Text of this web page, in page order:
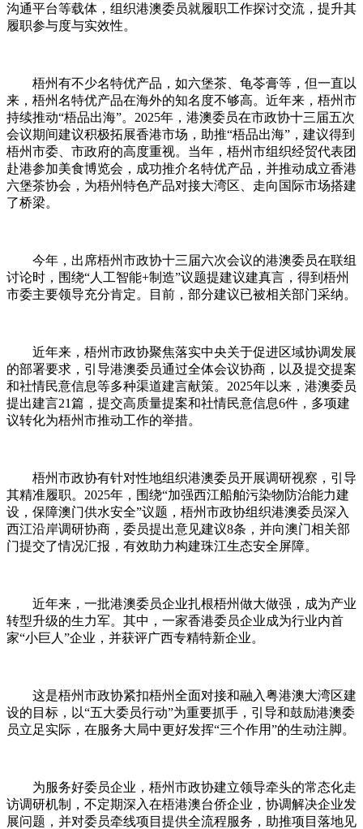
沟通平台等载体，组织港澳委员就履职工作探讨交流，提升其
履职参与度与实效性。
梧州有不少名特优产品，如六堡茶、龟苓膏等，但一直以
来，梧州名特优产品在海外的知名度不够高。近年来，梧州市
持续推动“梧品出海”。2025年，港澳委员在市政协十三届五次
会议期间建议积极拓展香港市场，助推“梧品出海”，建议得到
梧州市委、市政府的高度重视。当年，梧州市组织经贸代表团
赴港参加美食博览会，成功推介名特优产品，并推动成立香港
六堡茶协会，为梧州特色产品对接大湾区、走向国际市场搭建
了桥梁。
今年，出席梧州市政协十三届六次会议的港澳委员在联组
讨论时，围绕“人工智能+制造”议题提建议建真言，得到 梧州
市委主要领导充分肯定。目前，部分建议已被相关部门采纳。
近年来， 梧州市政协聚焦落实中央关于促进区域协调发展
的部署要求，引导港澳委员通过全体会议协商，以及提交提案
和社情民意信息等多种渠道建言献策。2025年以来，港澳委员
提出建言21篇，提交高质量提案和社情民意信息6件，多项建
议转化为梧州市推动工作的举措。
梧州市政协有针对性地组织港澳委员开展调研视察，引导
其精准履职。2025年，围绕“加强西江船舶污染物防治能力建
设，保障澳门供水安全”议题， 梧州市政协组织港澳委员深入
西江沿岸调研协商，委员提出意见建议8条，并向澳门相关部
门提交了情况汇报，有效助力构建珠江生态安全屏障。
近年来，一批港澳委员企业扎根梧州做大做强，成为产业
转型升级的生力军。其中，一家香港委员企业成为行业内首
家“小巨人”企业，并获评广西专精特新企业。
这是梧州市政协紧扣梧州全面对接和融入粤港澳大湾区建
设的目标，以“五大委员行动”为重要抓手，引导和鼓励港澳委
员立足实际，在服务大局中更好发挥“三个作用”的生动注脚。
为服务好委员企业， 梧州市政协建立领导牵头的常态化走
访调研机制，不定期深入在梧港澳台侨企业，协调解决企业发
展问题，并对委员牵线项目提供全流程服务，助推项目落地见